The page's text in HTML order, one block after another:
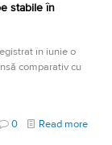
stabile în
în iunie o
comparativ cu
0 Read more